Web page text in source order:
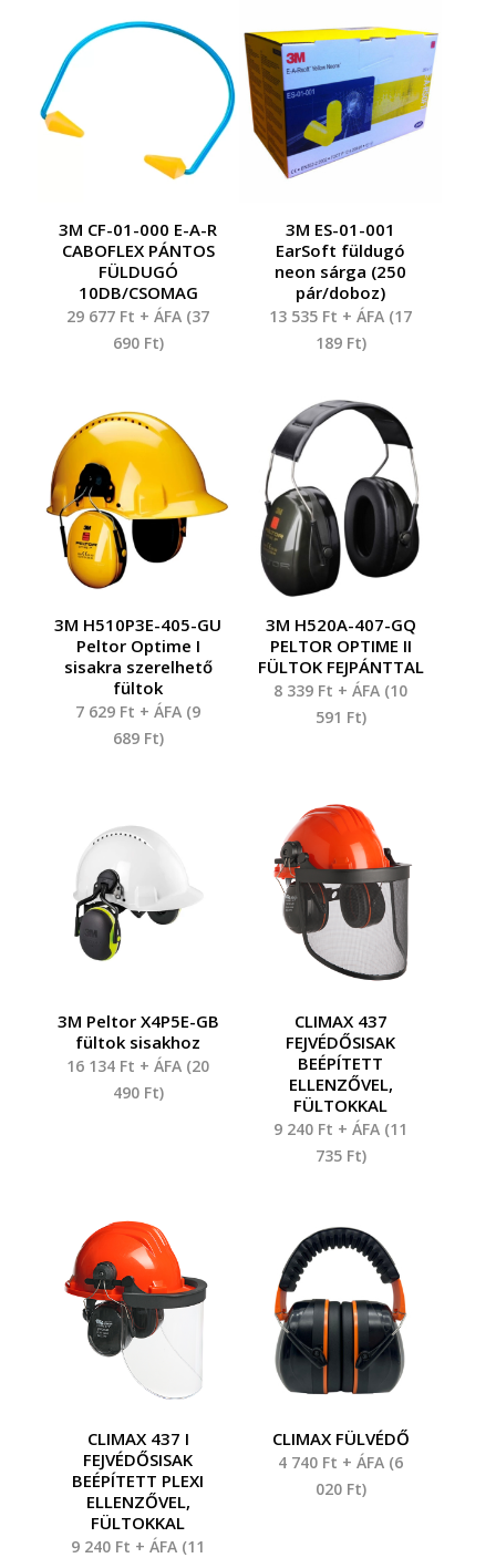
3M CF-01-000 E-A-R
CABOFLEX PÁNTOS
FÜLDUGÓ
10DB/CSOMAG
29 677 Ft + ÁFA (37
690 Ft)
3M ES-01-001
EarSoft füldugó
neon sárga (250
pár/doboz)
13 535 Ft + ÁFA (17
189 Ft)
3M H510P3E-405-GU
Peltor Optime I
sisakra szerelhető
fültok
7 629 Ft + ÁFA (9
689 Ft)
3M H520A-407-GQ
PELTOR OPTIME II
FÜLTOK FEJPÁNTTAL
8 339 Ft + ÁFA (10
591 Ft)
3M Peltor X4P5E-GB
fültok sisakhoz
16 134 Ft + ÁFA (20
490 Ft)
CLIMAX 437
FEJVÉDŐSISAK
BEÉPÍTETT
ELLENZŐVEL,
FÜLTOKKAL
9 240 Ft + ÁFA (11
735 Ft)
CLIMAX 437 I
FEJVÉDŐSISAK
BEÉPÍTETT PLEXI
ELLENZŐVEL,
FÜLTOKKAL
9 240 Ft + ÁFA (11
CLIMAX FÜLVÉDŐ
4 740 Ft + ÁFA (6
020 Ft)